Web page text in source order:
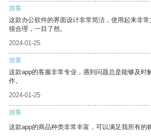
游客
这款办公软件的界面设计非常简洁，使用起来非
很合理，一目了然。
2024-01-25
游客
这款app的客服非常专业，遇到问题总是能够及时
作。
2024-01-25
游客
这款app的商品种类非常丰富，可以满足我所有的